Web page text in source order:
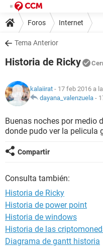
Foros Internet
Tema Anterior
Historia de Ricky
kalaiirat - 17 feb 2016 a
dayana_valenzuela -
Buenas noches por medio
donde pudo ver la pelicula
Compartir
Consulta también:
Historia de Ricky
Historia de power point
Historia de windows
Historia de las
Diagrama de gantt historia